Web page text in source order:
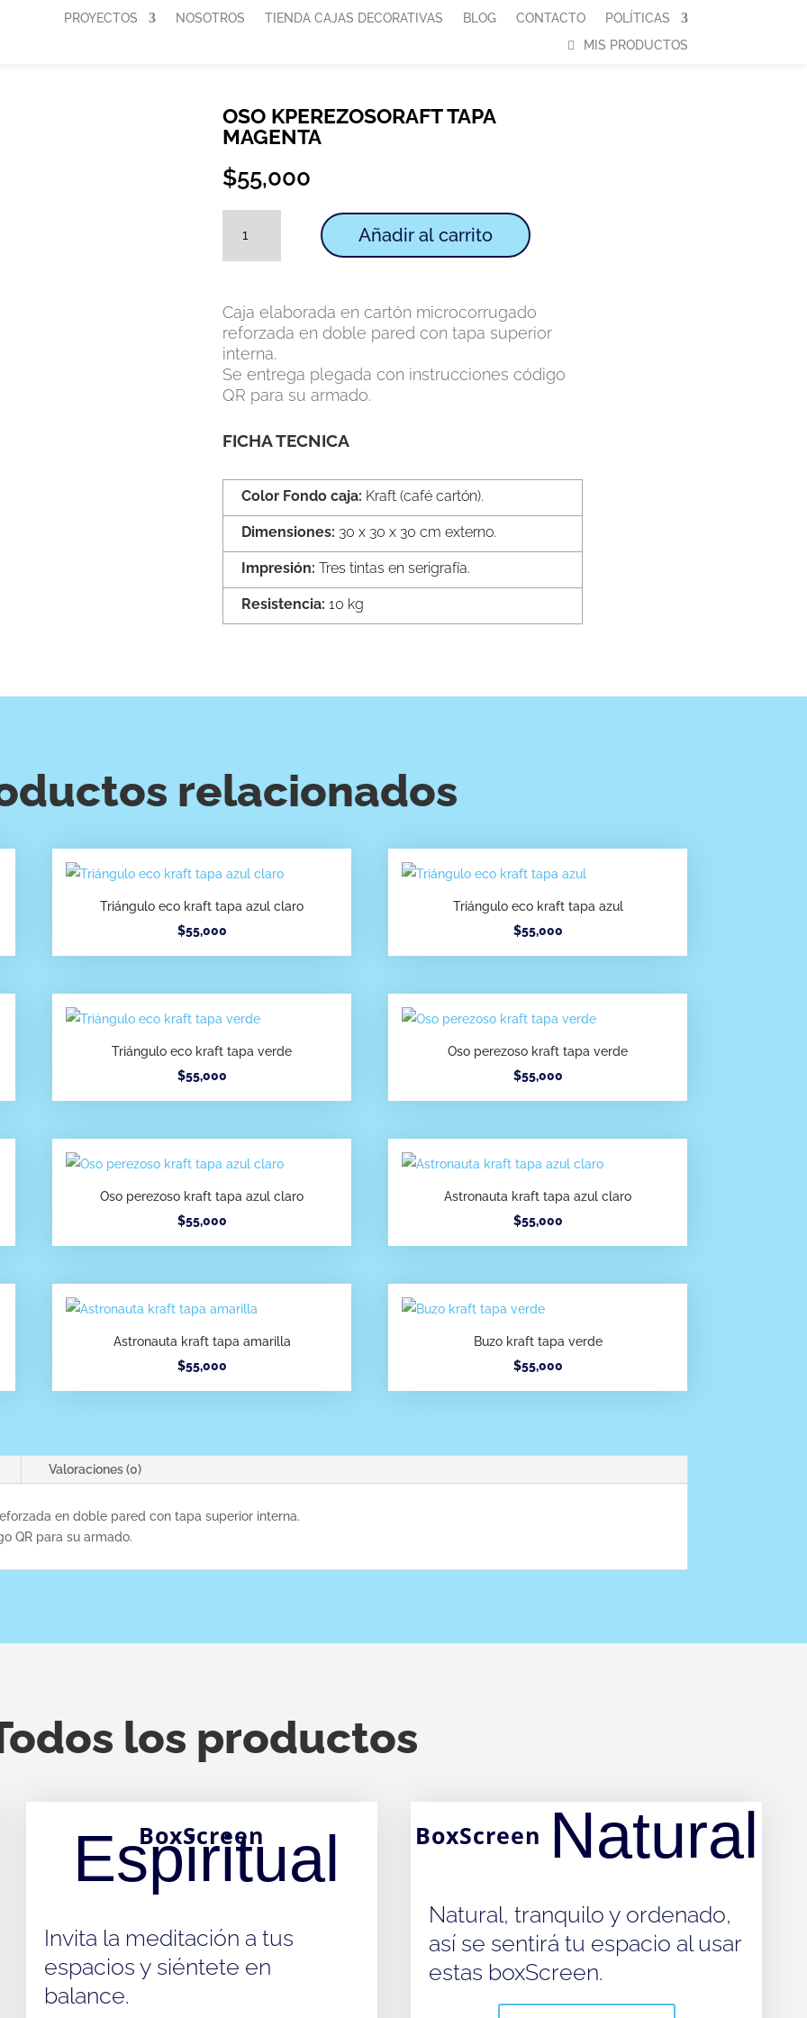
PROYECTOS NOSOTROS TIENDA CAJAS DECORATIVAS BLOG CONTACTO
POLÍTICAS
MIS PRODUCTOS
OSO KPEREZOSORAFT TAPA
MAGENTA
$55,000
kperezosoraft
tapa
Añadir al carrito
Caja elaborada en cartón microcorrugado
reforzada en doble pared con tapa superior
interna.
Se entrega plegada con instrucciones código
QR para su armado.
FICHA TECNICA
Color Fondo caja: Kraft (café cartón).
Dimensiones: 30 x 30 x 30 cm externo.
Impresión: Tres tintas en serigrafía.
Resistencia: 10 kg
relacionados
Triángulo eco kraft tapa azul claro
$55,000
Triángulo eco kraft tapa azul
$55,000
Triángulo eco kraft tapa verde
$55,000
Oso perezoso kraft tapa verde
$55,000
Oso perezoso kraft tapa azul claro
$55,000
Astronauta kraft tapa azul claro
$55,000
Astronauta kraft tapa amarilla
$55,000
Buzo kraft tapa verde
$55,000
Valoraciones (0)
en doble pared con tapa superior interna.
QR para su armado.
los productos
BoxScreen
Espiritual
Invita la meditación a tus
espacios y siéntete en
balance.
BoxScreen Natural
Natural, tranquilo y ordenado,
así se sentirá tu espacio al usar
estas boxScreen.